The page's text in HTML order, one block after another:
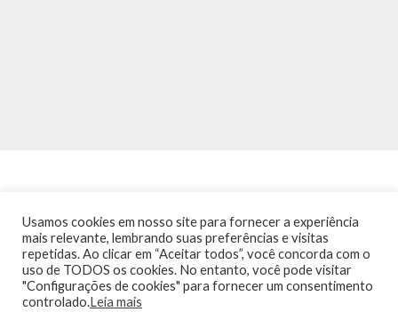
INÍCIO NOTÍCIAS AGENDA CONTATO
TRÂNSITO NA PONTE
TERMOS DE USO / POLÍTICA DE PRIVACIDADE
Usamos cookies em nosso site para fornecer a experiência
mais relevante, lembrando suas preferências e visitas
repetidas. Ao clicar em “Aceitar todos”, você concorda com o
uso de TODOS os cookies. No entanto, você pode visitar
"Configurações de cookies" para fornecer um consentimento
controlado.Leia mais